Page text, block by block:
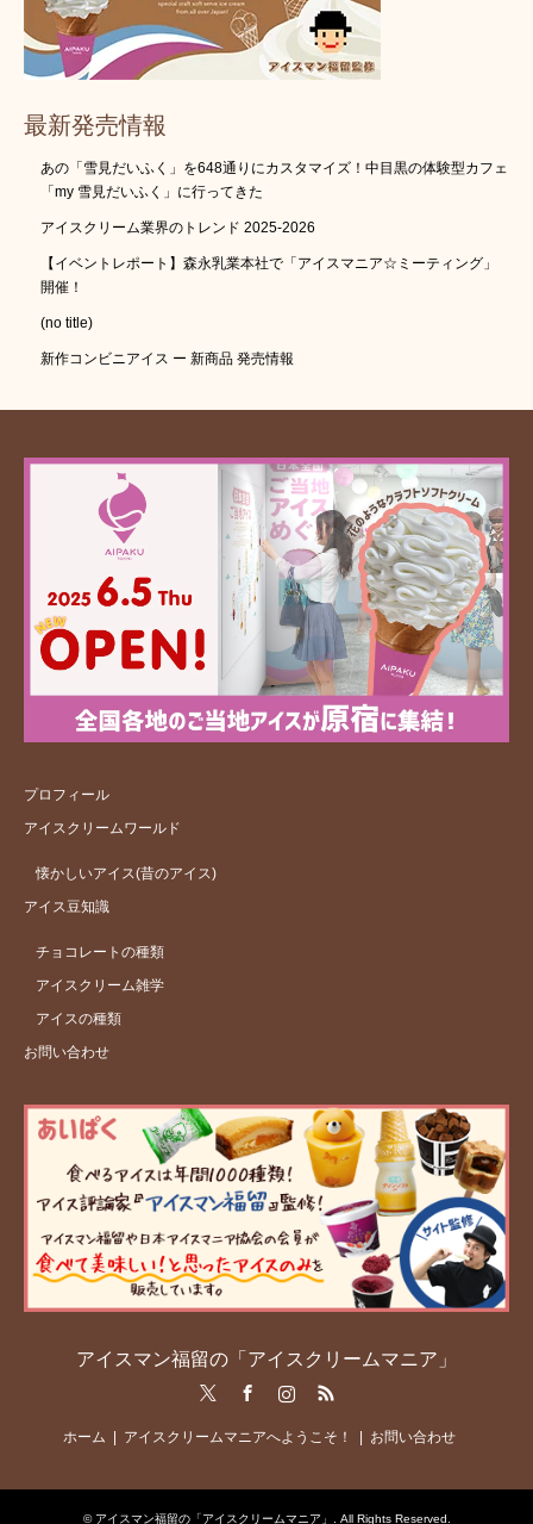
最新発売情報
あの「雪見だいふく」を648通りにカスタマイズ！中目黒の体験型カフェ
「my 雪見だいふく」に行ってきた
アイスクリーム業界のトレンド 2025-2026
【イベントレポート】森永乳業本社で「アイスマニア☆ミーティング」
開催！
(no title)
新作コンビニアイス ー 新商品 発売情報
プロフィール
アイスクリームワールド
懐かしいアイス(昔のアイス)
アイス豆知識
チョコレートの種類
アイスクリーム雑学
アイスの種類
お問い合わせ
アイスマン福留の「アイスクリームマニア」
RSS
ホーム アイスクリームマニアへようこそ！ お問い合わせ
© アイスマン福留の「アイスクリームマニア」 . All Rights Reserved.